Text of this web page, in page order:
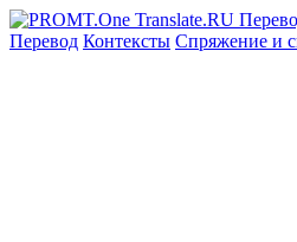
Перевод Контексты Спряжение и